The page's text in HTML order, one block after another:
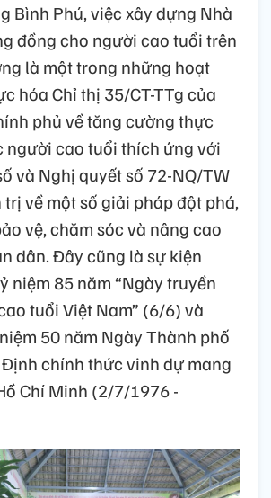
Bình Phú, việc xây dựng Nhà
đồng cho người cao tuổi trên
là một trong những hoạt
hóa Chỉ thị 35/CT-TTg của
phủ về tăng cường thực
người cao tuổi thích ứng với
và Nghị quyết số 72-NQ/TW
trị về một số giải pháp đột phá,
vệ, chăm sóc và nâng cao
dân. Đây cũng là sự kiện
niệm 85 năm “Ngày truyền
tuổi Việt Nam” (6/6) và
50 năm Ngày Thành phố
Định chính thức vinh dự mang
Chí Minh (2/7/1976 -